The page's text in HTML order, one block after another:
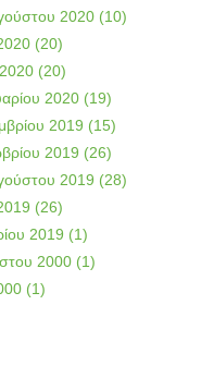
2020 (10)
(20)
(20)
2020 (19)
2019 (15)
2019 (26)
2019 (28)
(26)
2019 (1)
2000 (1)
(1)